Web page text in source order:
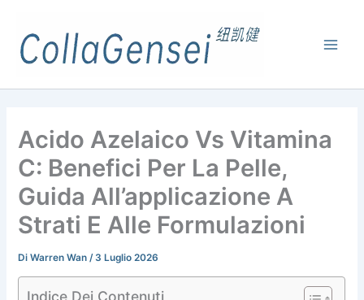
Acido Azelaico Vs Vitamina
C: Benefici Per La Pelle,
Guida All’applicazione A
Strati E Alle Formulazioni
DiWarren Wan/ 3 Luglio 2026
Indice Dei Contenuti